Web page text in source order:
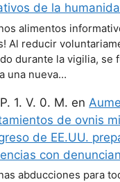
de la
alimentos
Al reducir
durante la vigilia, se
una nueva…
1. V. 0. M. en
de ovnis
de EE.UU.
con
abducciones para